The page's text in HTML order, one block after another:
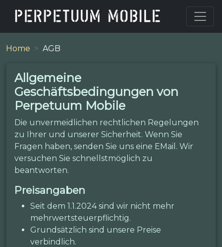
Home AGB
Allgemeine
Geschäftsbedingungen von
Perpetuum Mobile
Die unvermeidlichen rechtlichen Regelungen
zu Ihrer und unserer Sicherheit. Wenn Sie
Fragen haben, senden Sie uns eine EMail. Wir
versuchen Sie schnellstmöglich zu
beantworten.
Preisangaben
Seit dem 1.1.2024 sind wir nicht mehr
mehrwertsteuerpflichtig.
Grundsätzlich sind unsere Preise
verbindlich.